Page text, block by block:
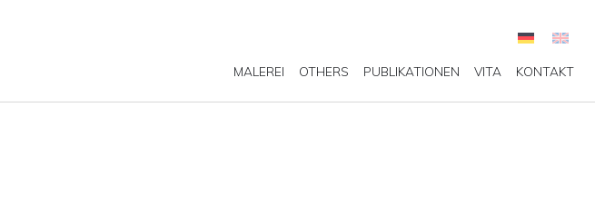
MALEREI OTHERS PUBLIKATIONEN VITA KONTAKT